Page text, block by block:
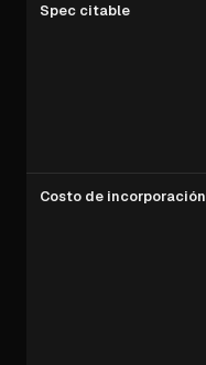
Spec citable
Costo de incorporación